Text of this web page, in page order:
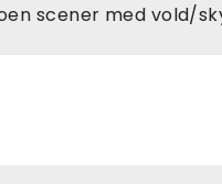
scener med vold/